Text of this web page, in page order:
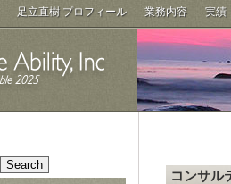
足立直樹 プロフィール 業務内容 実績
コンサル